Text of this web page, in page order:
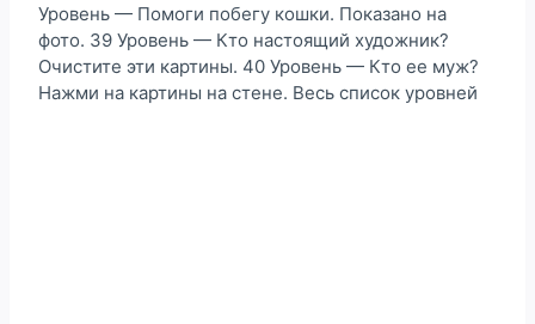
Уровень — Помоги побегу кошки. Показано на
фото. 39 Уровень — Кто настоящий художник?
Очистите эти картины. 40 Уровень — Кто ее муж?
Нажми на картины на стене. Весь список уровней